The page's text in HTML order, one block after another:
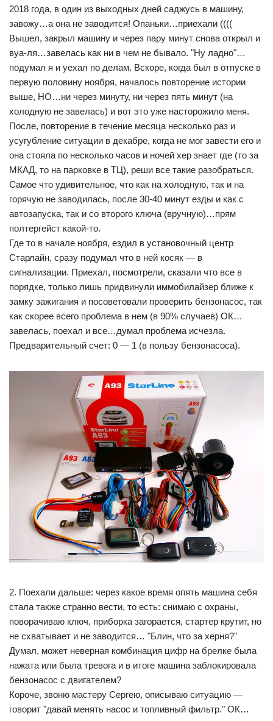
2018 года, в один из выходных дней саджусь в машину,
завожу…а она не заводится! Опаньки…приехали ((((
Вышел, закрыл машину и через пару минут снова открыл и
вуа-ля…завелась как ни в чем не бывало. "Ну ладно"…
подумал я и уехал по делам. Вскоре, когда был в отпуске в
первую половину ноября, началось повторение истории
выше, НО…ни через минуту, ни через пять минут (на
холодную не завелась) и вот это уже насторожило меня.
После, повторение в течение месяца несколько раз и
усугубление ситуации в декабре, когда не мог завести его и
она стояла по несколько часов и ночей хер знает где (то за
МКАД, то на парковке в ТЦ), реши все такие разобраться.
Самое что удивительное, что как на холодную, так и на
горячую не заводилась, после 30-40 минут езды и как с
автозапуска, так и со второго ключа (вручную)…прям
полтергейст какой-то.
Где то в начале ноября, ездил в установочный центр
Старлайн, сразу подумал что в ней косяк — в
сигнализации. Приехал, посмотрели, сказали что все в
порядке, только лишь придвинули иммобилайзер ближе к
замку зажигания и посоветовали проверить бензонасос, так
как скорее всего проблема в нем (в 90% случаев) ОК…
завелась, поехал и все…думал проблема исчезла.
Предварительный счет: 0 — 1 (в пользу бензонасоса).
2. Поехали дальше: через какое время опять машина себя
стала также странно вести, то есть: снимаю с охраны,
поворачиваю ключ, приборка загорается, стартер крутит, но
не схватывает и не заводится… "Блин, что за херня?"
Думал, может неверная комбинация цифр на брелке была
нажата или была тревога и в итоге машина заблокировала
бензонасос с двигателем?
Короче, звоню мастеру Сергею, описываю ситуацию —
говорит "давай менять насос и топливный фильтр." ОК…